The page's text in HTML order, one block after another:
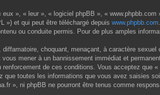
», « leur », « logiciel phpBB », «
») et qui peut être téléchargé depuis www.phpbb.com
ou conduite permis. Pour de plus amples
choquant, menaçant, à caractère
mener à un bannissement immédiat et
de ces conditions. Vous acceptez que
toutes les informations que vous avez saisies
», ni phpBB ne pourront être tenus comme